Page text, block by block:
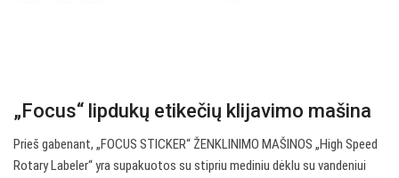
„Focus“ lipdukų etikečių klijavimo mašina
Prieš gabenant, „FOCUS STICKER“ ŽENKLINIMO MAŠINOS „High Speed
Rotary Labeler“ yra supakuotos su stipriu mediniu dėklu su vandeniui